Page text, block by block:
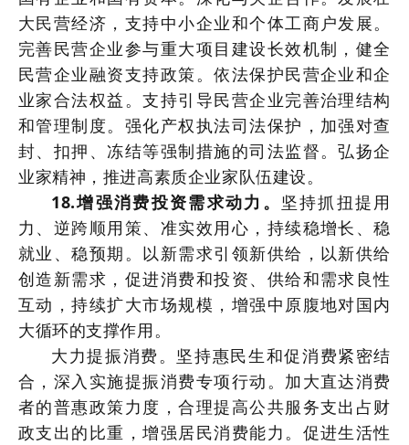
大民营经济，支持中小企业和个体工商户发展。
完善民营企业参与重大项目建设长效机制，健全
民营企业融资支持政策。依法保护民营企业和企
业家合法权益。支持引导民营企业完善治理结构
和管理制度。强化产权执法司法保护，加强对查
封、扣押、冻结等强制措施的司法监督。弘扬企
业家精神，推进高素质企业家队伍建设。
18.增强消费投资需求动力。 坚持抓扭提用
力、逆跨顺用策、准实效用心，持续稳增长、稳
就业、稳预期。以新需求引领新供给，以新供给
创造新需求，促进消费和投资、供给和需求良性
互动，持续扩大市场规模，增强中原腹地对国内
大循环的支撑作用。
大力提振消费。坚持惠民生和促消费紧密结
合，深入实施提振消费专项行动。加大直达消费
者的普惠政策力度，合理提高公共服务支出占财
政支出的比重，增强居民消费能力。促进生活性